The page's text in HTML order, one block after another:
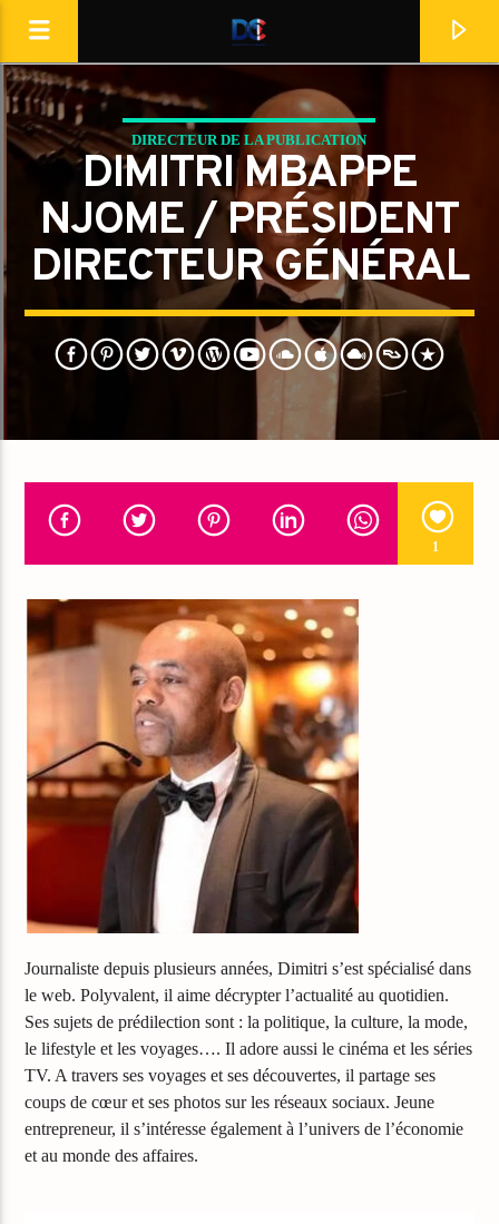
[Il n'y a pas de stations de radio dans la base de données]
DIRECTEUR DE LA PUBLICATION
PRÉSIDENT DIRECTEUR GÉNÉRAL
DIMITRI MBAPPE
NJOME / PRÉSIDENT
DIRECTEUR GÉNÉRAL
1
Journaliste depuis plusieurs années, Dimitri s’est spécialisé dans
le web. Polyvalent, il aime décrypter l’actualité au quotidien.
Ses sujets de prédilection sont : la politique, la culture, la mode,
le lifestyle et les voyages…. Il adore aussi le cinéma et les séries
TV. A travers ses voyages et ses découvertes, il partage ses
coups de cœur et ses photos sur les réseaux sociaux. Jeune
entrepreneur, il s’intéresse également à l’univers de l’économie
et au monde des affaires.